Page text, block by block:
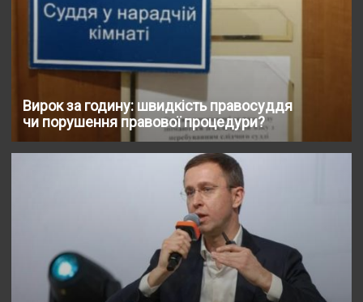
Вирок за годину: швидкість правосуддя
чи порушення правової процедури?